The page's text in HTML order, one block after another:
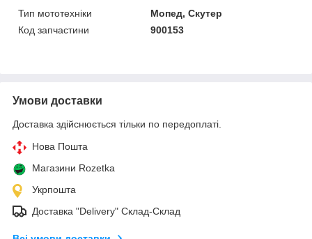
Тип мототехніки
Мопед, Скутер
Код запчастини
900153
Умови доставки
Доставка здійснюється тільки по передоплаті.
Нова Пошта
Магазини Rozetka
Укрпошта
Доставка "Delivery" Склад-Склад